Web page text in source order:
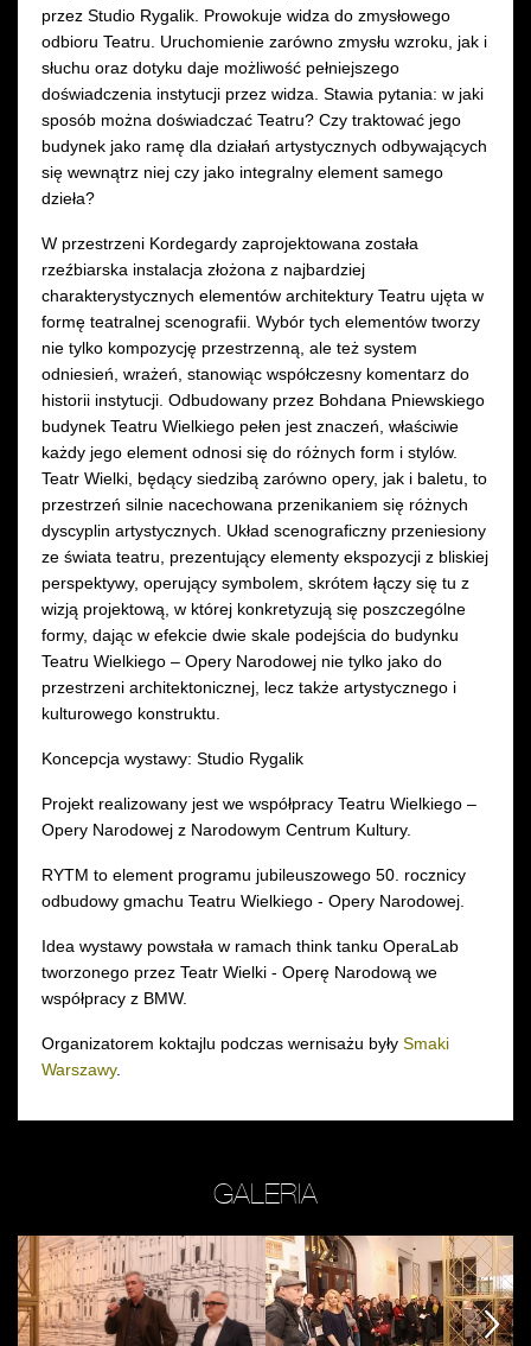
przez Studio Rygalik. Prowokuje widza do zmysłowego
odbioru Teatru. Uruchomienie zarówno zmysłu wzroku, jak i
słuchu oraz dotyku daje możliwość pełniejszego
doświadczenia instytucji przez widza. Stawia pytania: w jaki
sposób można doświadczać Teatru? Czy traktować jego
budynek jako ramę dla działań artystycznych odbywających
się wewnątrz niej czy jako integralny element samego
dzieła?
W przestrzeni Kordegardy zaprojektowana została
rzeźbiarska instalacja złożona z najbardziej
charakterystycznych elementów architektury Teatru ujęta w
formę teatralnej scenografii. Wybór tych elementów tworzy
nie tylko kompozycję przestrzenną, ale też system
odniesień, wrażeń, stanowiąc współczesny komentarz do
historii instytucji. Odbudowany przez Bohdana Pniewskiego
budynek Teatru Wielkiego pełen jest znaczeń, właściwie
każdy jego element odnosi się do różnych form i stylów.
Teatr Wielki, będący siedzibą zarówno opery, jak i baletu, to
przestrzeń silnie nacechowana przenikaniem się różnych
dyscyplin artystycznych. Układ scenograficzny przeniesiony
ze świata teatru, prezentujący elementy ekspozycji z bliskiej
perspektywy, operujący symbolem, skrótem łączy się tu z
wizją projektową, w której konkretyzują się poszczególne
formy, dając w efekcie dwie skale podejścia do budynku
Teatru Wielkiego – Opery Narodowej nie tylko jako do
przestrzeni architektonicznej, lecz także artystycznego i
kulturowego konstruktu.
Koncepcja wystawy: Studio Rygalik
Projekt realizowany jest we współpracy Teatru Wielkiego –
Opery Narodowej z Narodowym Centrum Kultury.
RYTM to element programu jubileuszowego 50. rocznicy
odbudowy gmachu Teatru Wielkiego - Opery Narodowej.
Idea wystawy powstała w ramach think tanku OperaLab
tworzonego przez Teatr Wielki - Operę Narodową we
współpracy z BMW.
Organizatorem koktajlu podczas wernisażu były Smaki
Warszawy.
GALERIA
następny
następny
Zobacz
zdjęcie:
na
zdj.
Zobacz
zdjęcie:
fot.
Jarosław
następny